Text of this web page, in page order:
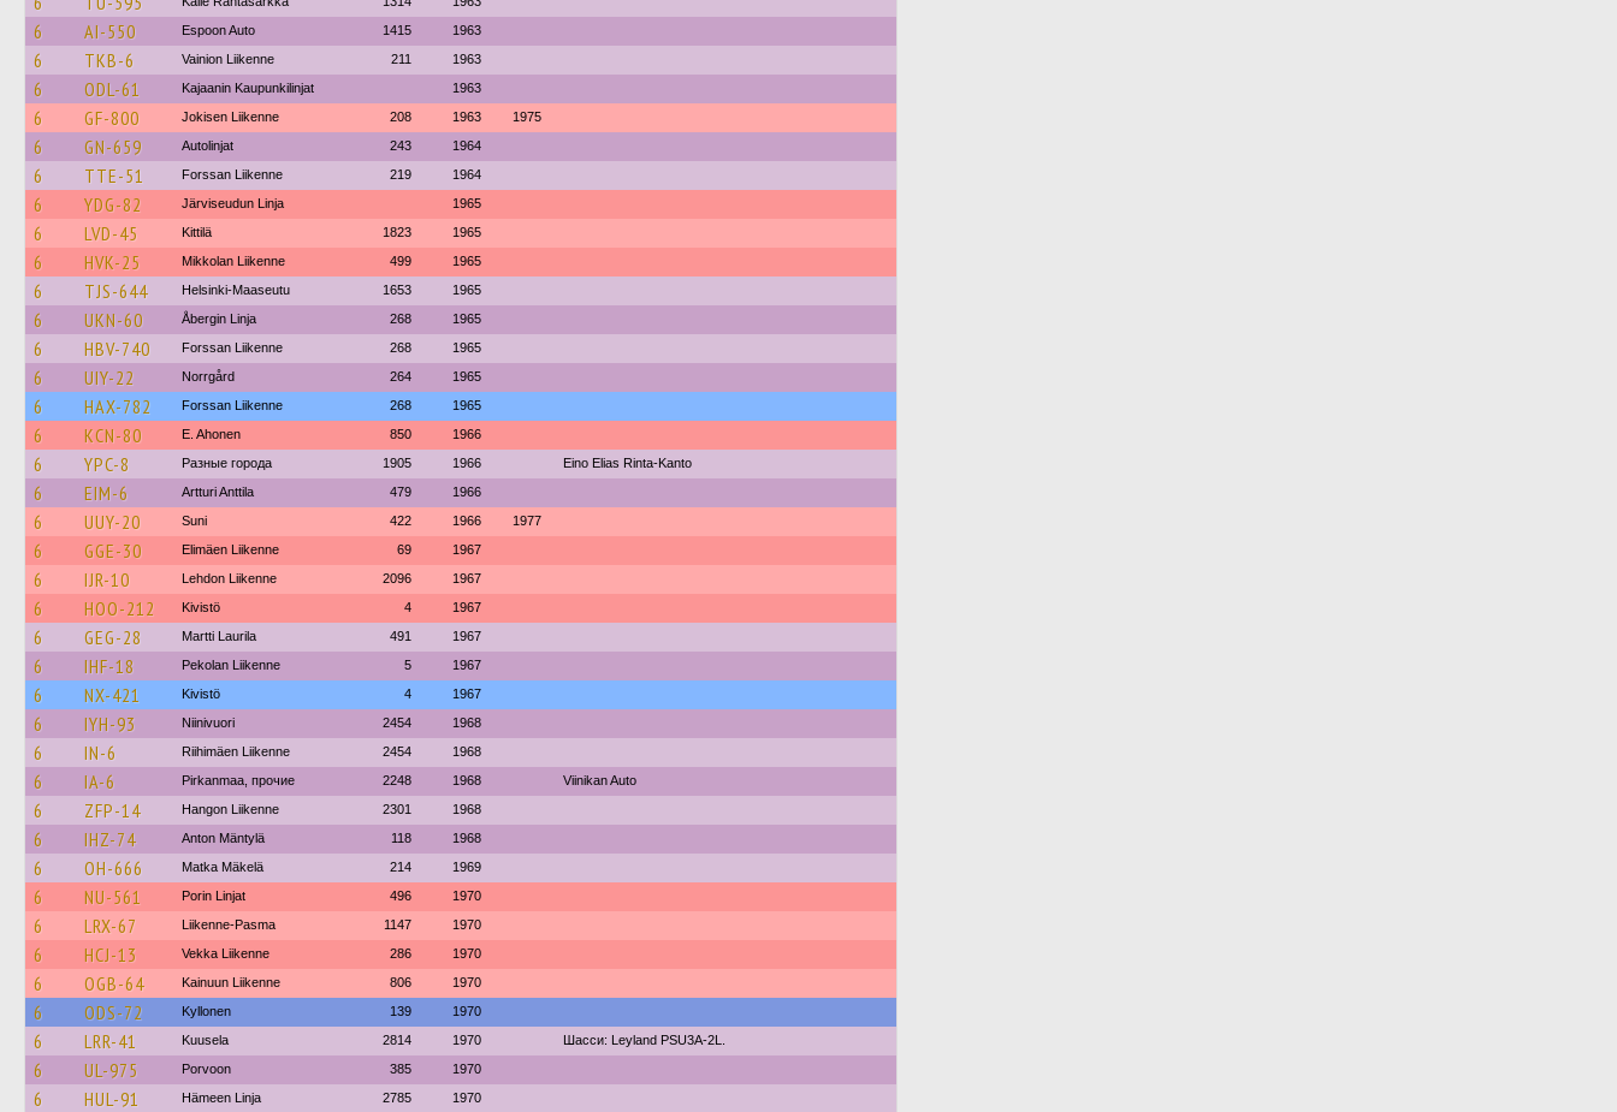
6 AI-550 Espoon Auto 1415 1963
6 TKB-6 Vainion Liikenne 211 1963
6 ODL-61 Kajaanin Kaupunkilinjat 1963
6 GF-800 Jokisen Liikenne 208 1963 1975
6 GN-659 Autolinjat 243 1964
6 TTE-51 Forssan Liikenne 219 1964
6 YDG-82 Järviseudun Linja 1965
6 LVD-45 Kittilä 1823 1965
6 HVK-25 Mikkolan Liikenne 499 1965
6 TJS-644 Helsinki-Maaseutu 1653 1965
6 UKN-60 Åbergin Linja 268 1965
6 HBV-740 Forssan Liikenne 268 1965
6 UIY-22 Norrgård 264 1965
6 HAX-782 Forssan Liikenne 268 1965
6 KCN-80 E. Ahonen 850 1966
6 YPC-8 Разные города 1905 1966 Eino Elias Rinta-Kanto
6 EIM-6 Artturi Anttila 479 1966
6 UUY-20 Suni 422 1966 1977
6 GGE-30 Elimäen Liikenne 69 1967
6 IJR-10 Lehdon Liikenne 2096 1967
6 HOO-212 Kivistö 4 1967
6 GEG-28 Martti Laurila 491 1967
6 IHF-18 Pekolan Liikenne 5 1967
6 NX-421 Kivistö 4 1967
6 IYH-93 Niinivuori 2454 1968
6 IN-6 Riihimäen Liikenne 2454 1968
6 IA-6 Pirkanmaa, прочие 2248 1968 Viinikan Auto
6 ZFP-14 Hangon Liikenne 2301 1968
6 IHZ-74 Anton Mäntylä 118 1968
6 OH-666 Matka Mäkelä 214 1969
6 NU-561 Porin Linjat 496 1970
6 LRX-67 Liikenne-Pasma 1147 1970
6 HCJ-13 Vekka Liikenne 286 1970
6 OGB-64 Kainuun Liikenne 806 1970
6 ODS-72 Kyllonen 139 1970
6 LRR-41 Kuusela 2814 1970 Шасси: Leyland PSU3A-2L.
6 UL-975 Porvoon 385 1970
6 HUL-91 Hämeen Linja 2785 1970